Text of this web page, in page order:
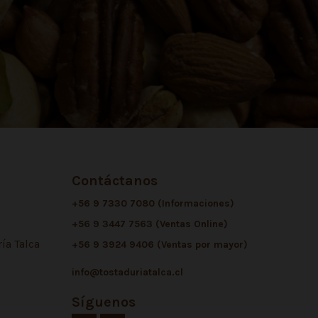
Talca
Contáctanos
+56 9 7330 7080 (Informaciones)
+56 9 3447 7563 (Ventas Online)
+56 9 3924 9406 (Ventas por mayor)
info@tostaduriatalca.cl
Síguenos